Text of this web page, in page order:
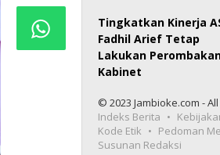
Tingkatkan Kinerja
Fadhil Arief Tetap
Lakukan
Kabinet
© 2023 Jambioke.com -
Indeks Berita
Kode Etik
Pedoman
Susunan Redaksi